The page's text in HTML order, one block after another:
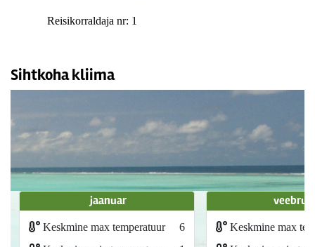
Reisikorraldaja nr: 1
Sihtkoha kliima
jaanuar
Keskmine max temperatuur
6
Keskmine max